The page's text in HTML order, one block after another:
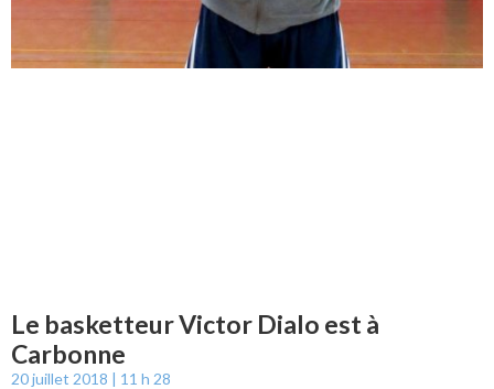
Le basketteur Victor Dialo est à
Carbonne
20 juillet 2018 11 h 28